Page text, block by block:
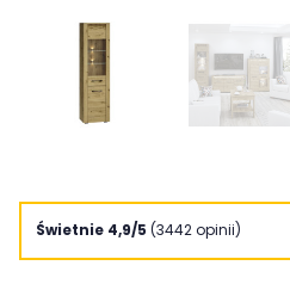
Świetnie 4,9/5 (3442 opinii)